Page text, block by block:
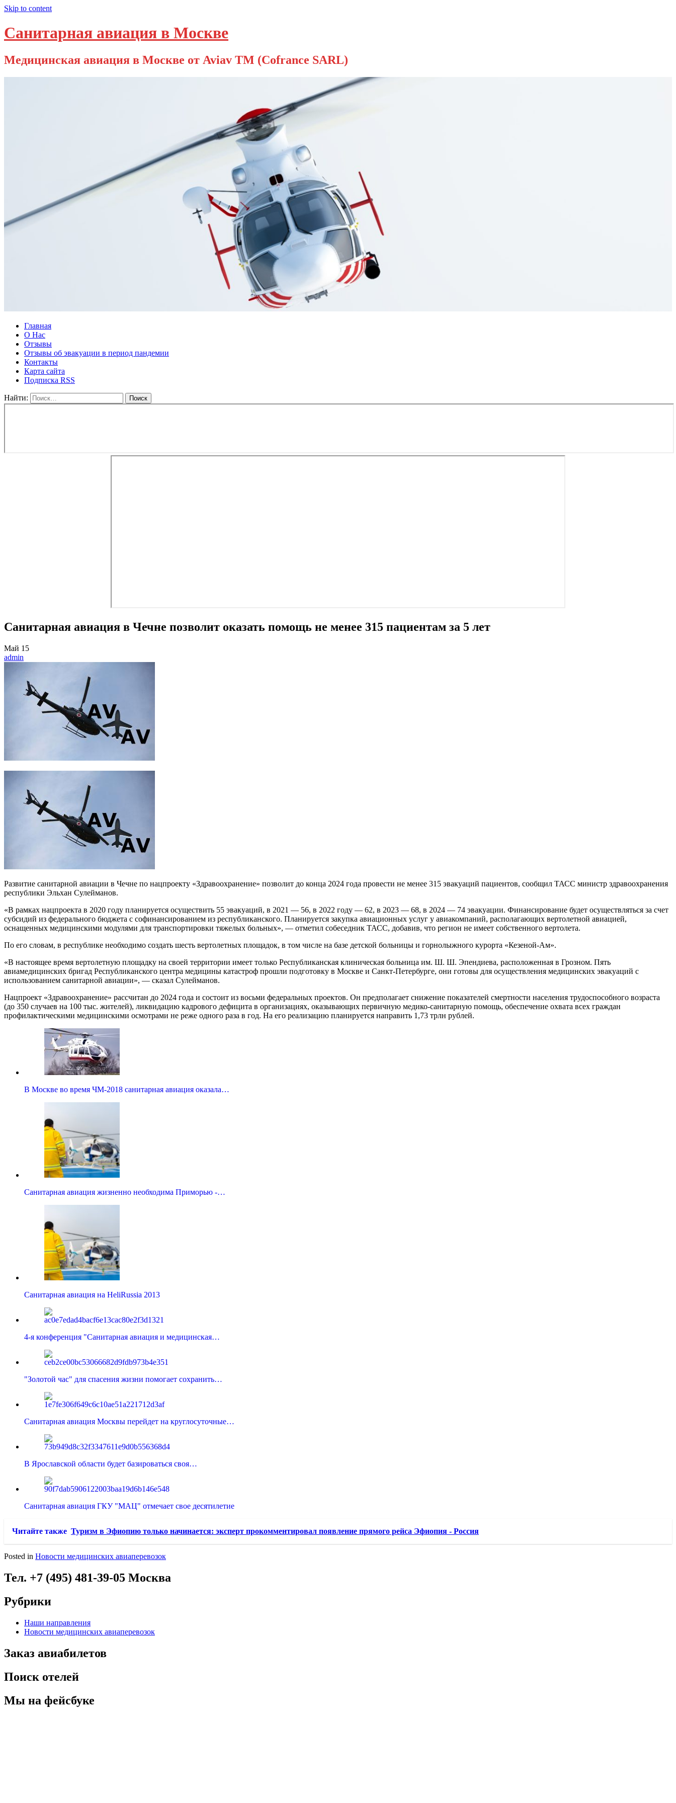
Skip to content
Санитарная авиация в Москве
Медицинская авиация в Москве от Aviav TM (Cofrance SARL)
Главная
О Нас
Отзывы
Отзывы об эвакуации в период пандемии
Контакты
Карта сайта
Подписка RSS
Найти:
Санитарная авиация в Чечне позволит оказать помощь не менее 315 пациентам за 5 лет
Май 15
admin
Развитие санитарной авиации в Чечне по нацпроекту «Здравоохранение» позволит до конца 2024 года провести не менее 315 эвакуаций пациентов, сообщил ТАСС министр здравоохранения
республики Эльхан Сулейманов.
«В рамках нацпроекта в 2020 году планируется осуществить 55 эвакуаций, в 2021 — 56, в 2022 году — 62, в 2023 — 68, в 2024 — 74 эвакуации. Финансирование будет осуществляться за счет
субсидий из федерального бюджета с софинансированием из республиканского. Планируется закупка авиационных услуг у авиакомпаний, располагающих вертолетной авиацией,
оснащенных медицинскими модулями для транспортировки тяжелых больных», — отметил собеседник ТАСС, добавив, что регион не имеет собственного вертолета.
По его словам, в республике необходимо создать шесть вертолетных площадок, в том числе на базе детской больницы и горнолыжного курорта «Кезеной-Ам».
«В настоящее время вертолетную площадку на своей территории имеет только Республиканская клиническая больница им. Ш. Ш. Эпендиева, расположенная в Грозном. Пять
авиамедицинских бригад Республиканского центра медицины катастроф прошли подготовку в Москве и Санкт-Петербурге, они готовы для осуществления медицинских эвакуаций с
использованием санитарной авиации», — сказал Сулейманов.
Нацпроект «Здравоохранение» рассчитан до 2024 года и состоит из восьми федеральных проектов. Он предполагает снижение показателей смертности населения трудоспособного возраста
(до 350 случаев на 100 тыс. жителей), ликвидацию кадрового дефицита в организациях, оказывающих первичную медико-санитарную помощь, обеспечение охвата всех граждан
профилактическими медицинскими осмотрами не реже одного раза в год. На его реализацию планируется направить 1,73 трлн рублей.
В Москве во время ЧМ-2018 санитарная авиация оказала…
Санитарная авиация жизненно необходима Приморью -…
Санитарная авиация на HeliRussia 2013
4-я конференция "Санитарная авиация и медицинская…
"Золотой час" для спасения жизни помогает сохранить…
Санитарная авиация Москвы перейдет на круглосуточные…
В Ярославской области будет базироваться своя…
Санитарная авиация ГКУ "МАЦ" отмечает свое десятилетие
Читайте также Туризм в Эфиопию только начинается: эксперт прокомментировал появление прямого рейса Эфиопия - Россия
Posted in Новости медицинских авиаперевозок
Тел. +7 (495) 481-39-05 Москва
Рубрики
Наши направления
Новости медицинских авиаперевозок
Заказ авиабилетов
Поиск отелей
Мы на фейсбуке